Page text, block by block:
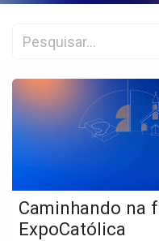
Caminhando na
ExpoCatólica